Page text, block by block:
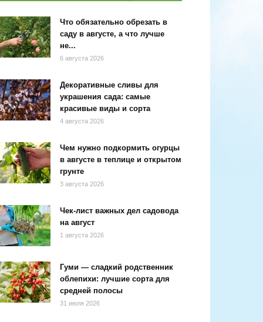
Что обязательно обрезать в
саду в августе, а что лучше
не...
6 августа 2026
Декоративные сливы для
украшения сада: самые
красивые виды и сорта
4 августа 2026
Чем нужно подкормить огурцы
в августе в теплице и открытом
грунте
3 августа 2026
Чек-лист важных дел садовода
на август
1 августа 2026
Гуми — сладкий родственник
облепихи: лучшие сорта для
средней полосы
31 июля 2026